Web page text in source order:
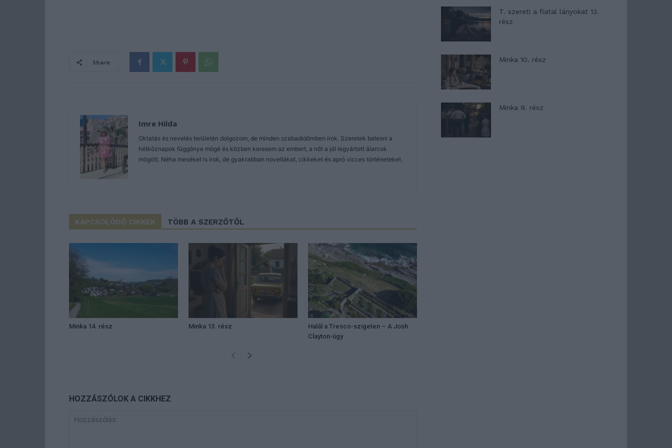
Share
Imre Hilda
Oktatás és nevelés területén dolgozom, de minden szabadidőmben írok. Szeretek belesni a
hétköznapok függönye mögé és közben keresem az embert, a nőt a jól legyártott álarcok
mögött. Néha meséket is írok, de gyakrabban novellákat, cikkeket és apró vicces történeteket.
KAPCSOLÓDÓ CIKKEK TÖBB A SZERZŐTŐL
Minka 14. rész Minka 13. rész
Halál a Tresco-szigeten – A Josh
Clayton-ügy
HOZZÁSZÓLOK A CIKKHEZ
T. szereti a fiatal lányokat 13.
rész
Minka 10. rész
Minka 9. rész